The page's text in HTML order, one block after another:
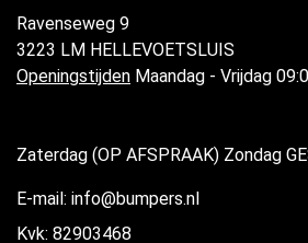
Ravenseweg 9
3223 LM HELLEVOETSLUIS
Openingstijden Maandag - Vrijdag
Zaterdag (OP AFSPRAAK) Zondag
E-mail: info@bumpers.nl
Kvk: 82903468